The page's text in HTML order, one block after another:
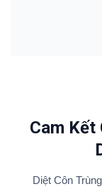
Cam Kết
Diệt Côn